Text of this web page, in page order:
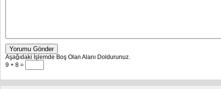
Yorumu Gönder
Aşağıdaki İşlemde Boş Olan Alanı Doldurunuz.
9 + 8 =